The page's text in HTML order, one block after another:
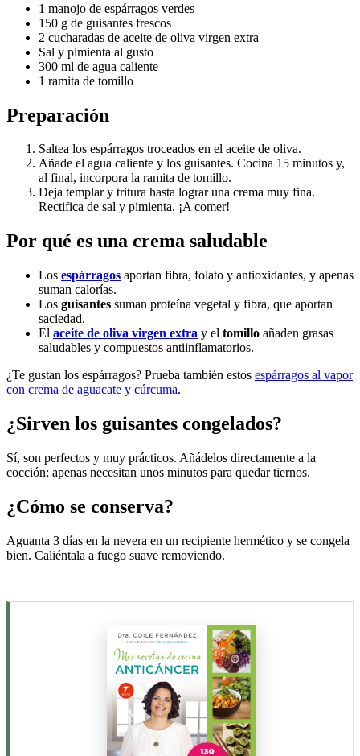
1 manojo de espárragos verdes
150 g de guisantes frescos
2 cucharadas de aceite de oliva virgen extra
Sal y pimienta al gusto
300 ml de agua caliente
1 ramita de tomillo
Preparación
Saltea los espárragos troceados en el aceite de oliva.
Añade el agua caliente y los guisantes. Cocina 15 minutos y,
al final, incorpora la ramita de tomillo.
Deja templar y tritura hasta lograr una crema muy fina.
Rectifica de sal y pimienta. ¡A comer!
Por qué es una crema saludable
Los espárragos aportan fibra, folato y antioxidantes, y apenas
suman calorías.
Los guisantes suman proteína vegetal y fibra, que aportan
saciedad.
El aceite de oliva virgen extra y el tomillo añaden grasas
saludables y compuestos antiinflamatorios.
¿Te gustan los espárragos? Prueba también estos espárragos al vapor
con crema de aguacate y cúrcuma.
¿Sirven los guisantes congelados?
Sí, son perfectos y muy prácticos. Añádelos directamente a la
cocción; apenas necesitan unos minutos para quedar tiernos.
¿Cómo se conserva?
Aguanta 3 días en la nevera en un recipiente hermético y se congela
bien. Caliéntala a fuego suave removiendo.